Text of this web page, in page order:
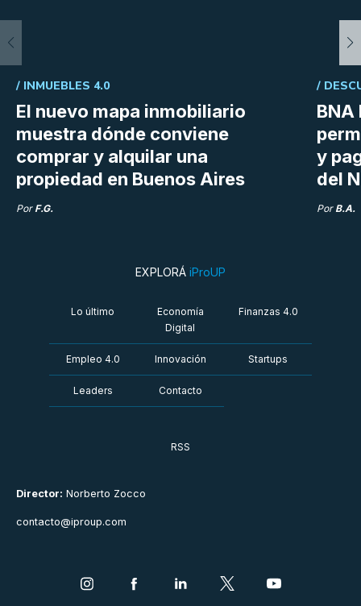
El nuevo mapa inmobiliario
muestra dónde conviene
comprar y alquilar una
propiedad en Buenos Aires
/ INMUEBLES 4.0
Por F.G.
BNA
y
del
/
Por B.A.
Director: Norberto Zocco
contacto@iproup.com
EXPLORÁ iProUP
Lo último
Economía
Digital
Finanzas 4.0
Empleo 4.0 Innovación Startups
Leaders Contacto
RSS